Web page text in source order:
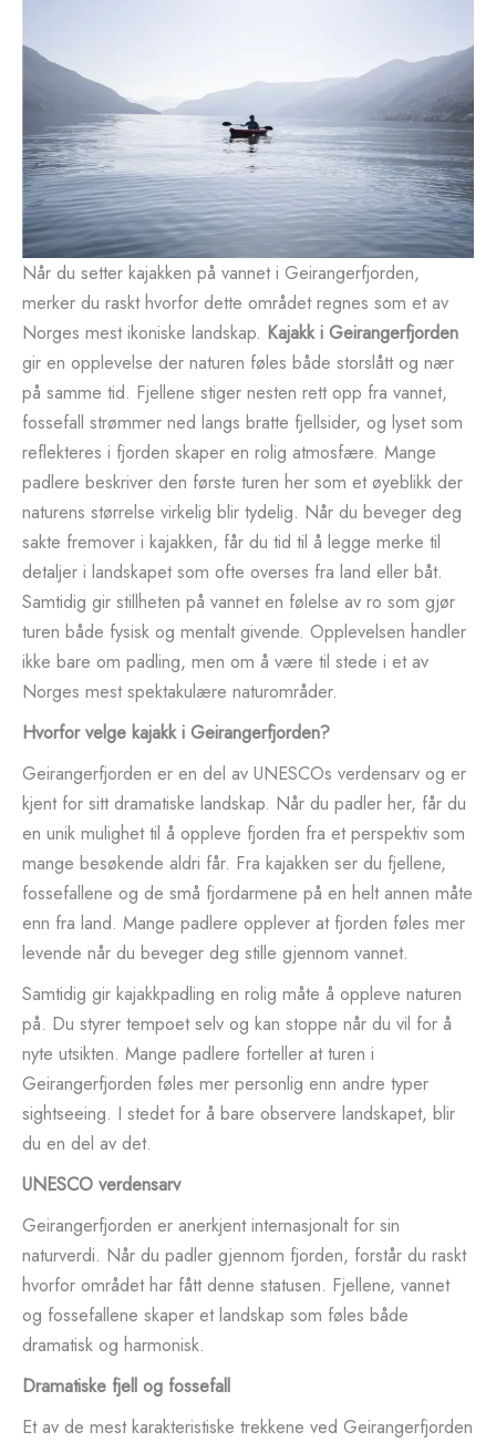
Når du setter kajakken på vannet i Geirangerfjorden,
merker du raskt hvorfor dette området regnes som et av
Norges mest ikoniske landskap. Kajakk i Geirangerfjorden
gir en opplevelse der naturen føles både storslått og nær
på samme tid. Fjellene stiger nesten rett opp fra vannet,
fossefall strømmer ned langs bratte fjellsider, og lyset som
reflekteres i fjorden skaper en rolig atmosfære. Mange
padlere beskriver den første turen her som et øyeblikk der
naturens størrelse virkelig blir tydelig. Når du beveger deg
sakte fremover i kajakken, får du tid til å legge merke til
detaljer i landskapet som ofte overses fra land eller båt.
Samtidig gir stillheten på vannet en følelse av ro som gjør
turen både fysisk og mentalt givende. Opplevelsen handler
ikke bare om padling, men om å være til stede i et av
Norges mest spektakulære naturområder.
Hvorfor velge kajakk i Geirangerfjorden?
Geirangerfjorden er en del av UNESCOs verdensarv og er
kjent for sitt dramatiske landskap. Når du padler her, får du
en unik mulighet til å oppleve fjorden fra et perspektiv som
mange besøkende aldri får. Fra kajakken ser du fjellene,
fossefallene og de små fjordarmene på en helt annen måte
enn fra land. Mange padlere opplever at fjorden føles mer
levende når du beveger deg stille gjennom vannet.
Samtidig gir kajakkpadling en rolig måte å oppleve naturen
på. Du styrer tempoet selv og kan stoppe når du vil for å
nyte utsikten. Mange padlere forteller at turen i
Geirangerfjorden føles mer personlig enn andre typer
sightseeing. I stedet for å bare observere landskapet, blir
du en del av det.
UNESCO verdensarv
Geirangerfjorden er anerkjent internasjonalt for sin
naturverdi. Når du padler gjennom fjorden, forstår du raskt
hvorfor området har fått denne statusen. Fjellene, vannet
og fossefallene skaper et landskap som føles både
dramatisk og harmonisk.
Dramatiske fjell og fossefall
Et av de mest karakteristiske trekkene ved Geirangerfjorden